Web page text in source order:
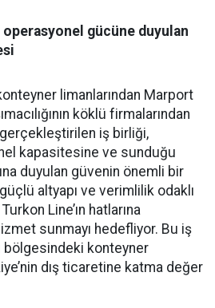
gücüne duyulan
limanlarından Marport
köklü firmalarından
iş birliği,
kapasitesine ve sunduğu
duyulan güvenin önemli bir
altyapı ve verimlilik odaklı
Line’ın hatlarına
sunmayı hedefliyor. Bu iş
bölgesindeki konteyner
dış ticaretine katma değer